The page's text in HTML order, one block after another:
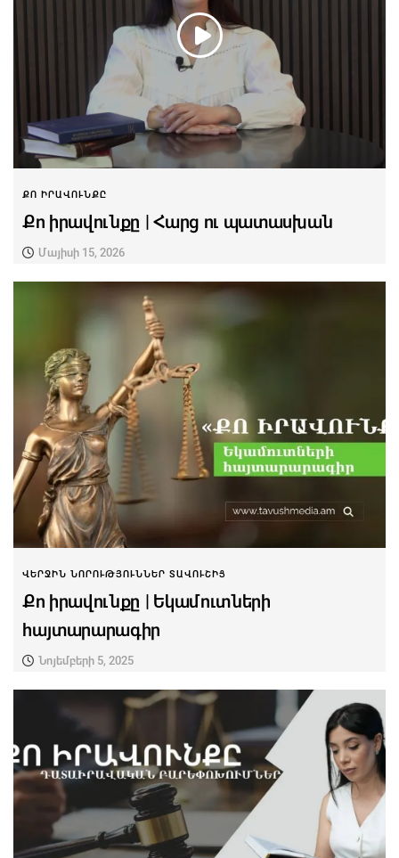
ՔՈ ԻՐԱՎՈՒՆՔԸ
Քո իրավունքը | Հարց ու պատասխան
Մայիսի 15, 2026
ՎԵՐՋԻՆ ՆՈՐՈՒԹՅՈՒՆՆԵՐ ՏԱՎՈՒՇԻՑ
Քո իրավունքը | Եկամուտների
հայտարարագիր
Նոյեմբերի 5, 2025